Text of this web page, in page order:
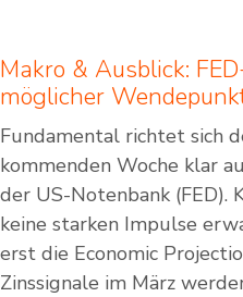
Makro & Ausblick:
möglicher
Fundamental richtet sich
kommenden Woche klar
der US-Notenbank (FED).
keine starken Impulse
erst die Economic
Zinssignale im März